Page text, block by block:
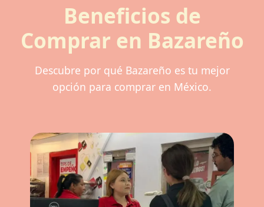
Beneficios de
Comprar en Bazareño
Descubre por qué Bazareño es tu mejor
opción para comprar en México.